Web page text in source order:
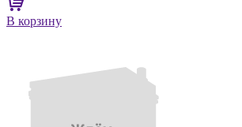
В корзину